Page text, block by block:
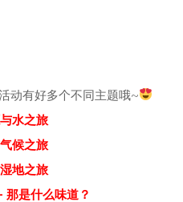
动有好多个不同主题哦~
水之旅
候之旅
地之旅
是什么味道？